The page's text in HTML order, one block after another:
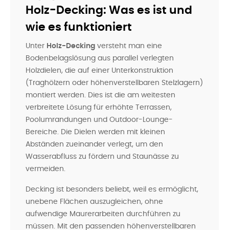
Holz-Decking: Was es ist und
wie es funktioniert
Unter Holz-Decking versteht man eine
Bodenbelagslösung aus parallel verlegten
Holzdielen, die auf einer Unterkonstruktion
(Traghölzern oder höhenverstellbaren Stelzlagern)
montiert werden. Dies ist die am weitesten
verbreitete Lösung für erhöhte Terrassen,
Poolumrandungen und Outdoor-Lounge-
Bereiche. Die Dielen werden mit kleinen
Abständen zueinander verlegt, um den
Wasserabfluss zu fördern und Staunässe zu
vermeiden.
Decking ist besonders beliebt, weil es ermöglicht,
unebene Flächen auszugleichen, ohne
aufwendige Maurerarbeiten durchführen zu
müssen. Mit den passenden höhenverstellbaren